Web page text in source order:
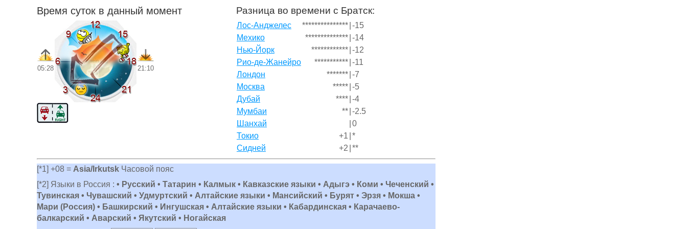
Время суток в данный момент
05:28 21:10
Разница во времени с Братск:
Лос-Анджелес *************** -15
Мехико
************** -14
Нью-Йорк
************ -12
Рио-де-Жанейро
*********** -11
Лондон
******* -7
Москва
***** -5
Дубай
**** -4
Мумбаи
** -2.5
Шанхай
0
Токио
+1 *
Сидней
+2 **
[*1] +08 = Asia/Irkutsk Часовой пояс
[*2] Языки в Россия : • Русский • Татарин • Калмык • Кавказские языки • Адыгэ • Коми • Чеченский •
Тувинская • Чувашский • Удмуртский • Алтайские языки • Мансийский • Бурят • Эрзя • Мокша •
Мари (Россия) • Башкирский • Ингушская • Алтайские языки • Кабардинская • Карачаево-
балкарский • Аварский • Якутский • Ногайская